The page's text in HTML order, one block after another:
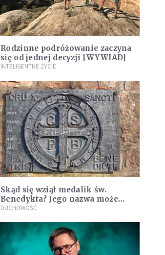
Rodzinne podróżowanie zaczyna
się od jednej decyzji [WYWIAD]
INTELIGENTNE ŻYCIE
Skąd się wziął medalik św.
Benedykta? Jego nazwa może
dziwić
DUCHOWOŚĆ